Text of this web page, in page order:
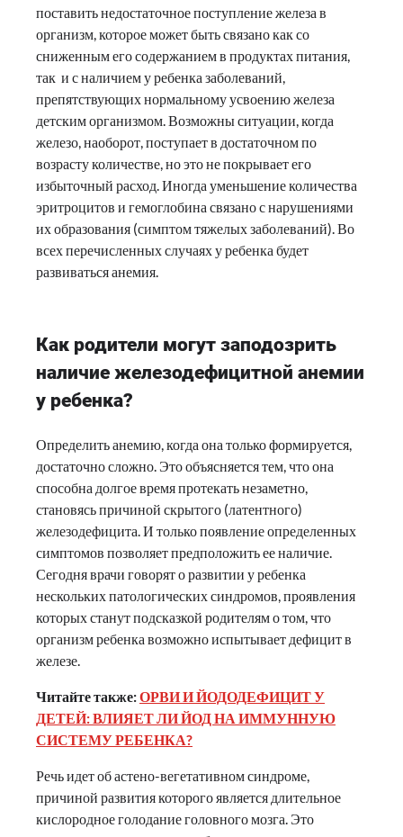
поставить недостаточное поступление железа в
организм, которое может быть связано как со
сниженным его содержанием в продуктах питания,
так и с наличием у ребенка заболеваний,
препятствующих нормальному усвоению железа
детским организмом. Возможны ситуации, когда
железо, наоборот, поступает в достаточном по
возрасту количестве, но это не покрывает его
избыточный расход. Иногда уменьшение количества
эритроцитов и гемоглобина связано с нарушениями
их образования (симптом тяжелых заболеваний). Во
всех перечисленных случаях у ребенка будет
развиваться анемия.
Как родители могут заподозрить
наличие железодефицитной анемии
у ребенка?
Определить анемию, когда она только формируется,
достаточно сложно. Это объясняется тем, что она
способна долгое время протекать незаметно,
становясь причиной скрытого (латентного)
железодефицита. И только появление определенных
симптомов позволяет предположить ее наличие.
Сегодня врачи говорят о развитии у ребенка
нескольких патологических синдромов, проявления
которых станут подсказкой родителям о том, что
организм ребенка возможно испытывает дефицит в
железе.
Читайте также:ОРВИ И ЙОДОДЕФИЦИТ У
ДЕТЕЙ: ВЛИЯЕТ ЛИ ЙОД НА ИММУННУЮ
СИСТЕМУ РЕБЕНКА?
Речь идет об астено-вегетативном синдроме,
причиной развития которого является длительное
кислородное голодание головного мозга. Это